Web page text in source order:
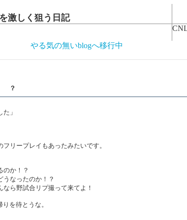
激しく狙う日記
やる気の無いblogへ移行中
？
」
リープレイもあったみたいです。
のか！？
うなったのか！？
ら野試合リプ撮って来てよ！
を待とうな。